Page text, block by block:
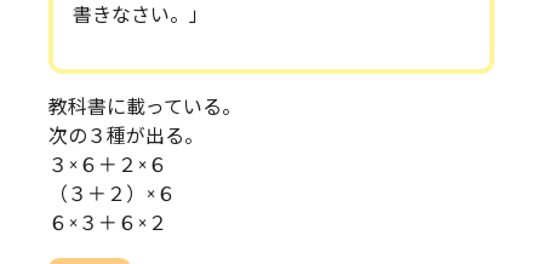
書きなさい。」
教科書に載っている。
次の３種が出る。
３×６＋２×６
（３＋２）×６
６×３＋６×２